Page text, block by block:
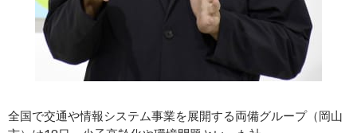
全国で交通や情報システム事業を展開する両備グループ（岡山